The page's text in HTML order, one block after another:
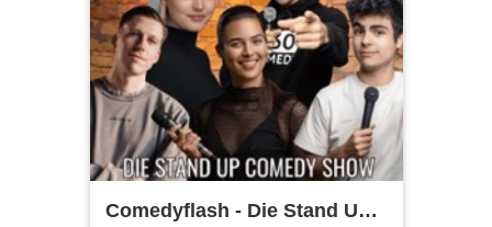
Comedyflash - Die Stand Up